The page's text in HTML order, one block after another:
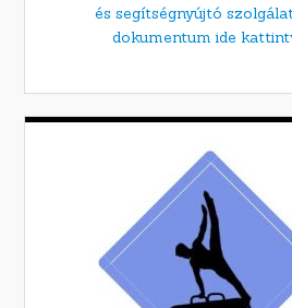
és segítségnyújtó
dokumentum ide